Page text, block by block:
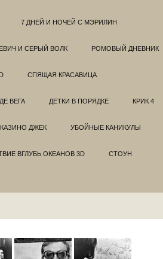
7 ДНЕЙ И НОЧЕЙ С МЭРИЛИН
И СЕРЫЙ ВОЛК РОМОВЫЙ ДНЕВНИК
СПЯЩАЯ КРАСАВИЦА
ВЕГА ДЕТКИ В ПОРЯДКЕ КРИК 4
КАЗИНО ДЖЕК УБОЙНЫЕ КАНИКУЛЫ
ВГЛУБЬ ОКЕАНОВ 3D СТОУН